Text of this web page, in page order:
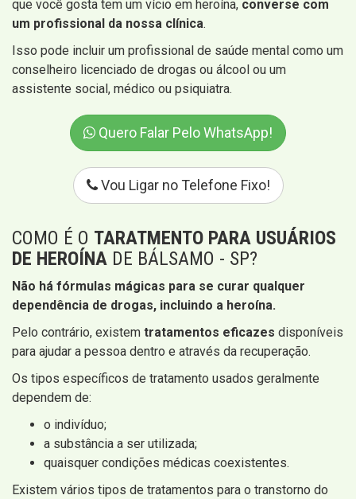
que você gosta tem um vício em heroína, converse com
um profissional da nossa clínica.
Isso pode incluir um profissional de saúde mental como um
conselheiro licenciado de drogas ou álcool ou um
assistente social, médico ou psiquiatra.
Quero Falar Pelo WhatsApp!
Vou Ligar no Telefone Fixo!
COMO É O TARATMENTO PARA USUÁRIOS
DE HEROÍNA DE BÁLSAMO - SP?
Não há fórmulas mágicas para se curar qualquer
dependência de drogas, incluindo a heroína.
Pelo contrário, existem tratamentos eficazes disponíveis
para ajudar a pessoa dentro e através da recuperação.
Os tipos específicos de tratamento usados ​​geralmente
dependem de:
o indivíduo;
a substância a ser utilizada;
quaisquer condições médicas coexistentes.
Existem vários tipos de tratamentos para o transtorno do